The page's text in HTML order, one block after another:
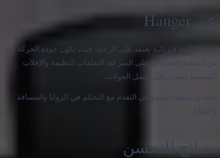
عن Hanger
Hanger لعبة فيزيائية تعتمد على الزخم، حيث تكون جودة الحركة أهم
من الضغط العشوائي على السرعة. التعلقات النظيفة والإفلات
المنضبط يقودان إلى أفضل الجولات.
التحدي بسيط: استمر في التقدم مع التحكم في الزوايا والمسافة
والإيقاع.
نصائح للتحسن